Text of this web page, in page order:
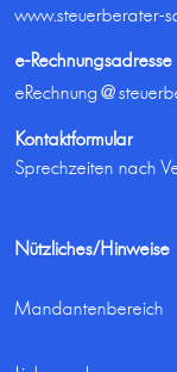
www.steuerberater-
e-Rechnungsadresse
Kontaktformular
Sprechzeiten nach
Nützliches/Hinweise
Mandantenbereich